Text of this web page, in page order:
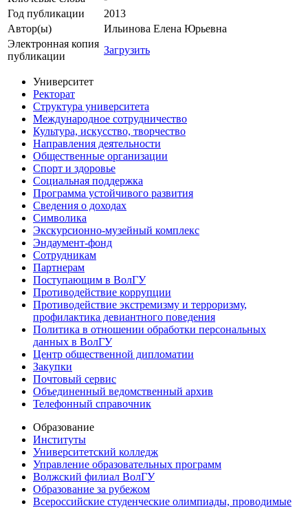
Год публикации
2013
Автор(ы)
Ильинова Елена Юрьевна
Электронная копия
публикации
Загрузить
Университет
Ректорат
Структура университета
Международное сотрудничество
Культура, искусство, творчество
Направления деятельности
Общественные организации
Спорт и здоровье
Социальная поддержка
Программа устойчивого развития
Сведения о доходах
Символика
Экскурсионно-музейный комплекс
Эндаумент-фонд
Сотрудникам
Партнерам
Поступающим в ВолГУ
Противодействие коррупции
Противодействие экстремизму и терроризму,
профилактика девиантного поведения
Политика в отношении обработки персональных
данных в ВолГУ
Центр общественной дипломатии
Закупки
Почтовый сервис
Объединенный ведомственный архив
Телефонный справочник
Образование
Институты
Университетский колледж
Управление образовательных программ
Волжский филиал ВолГУ
Образование за рубежом
Всероссийские студенческие олимпиады, проводимые